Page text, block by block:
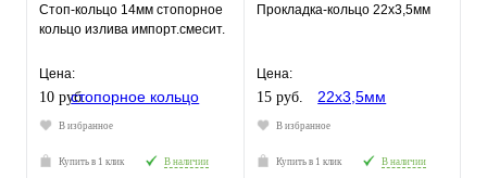
Стоп-кольцо 14мм стопорное
кольцо излива импорт.смесит.
Цена:
10 руб.
В избранное
Купить в 1 клик В наличии
Прокладка-кольцо 22х3,5мм
Цена:
15 руб.
В избранное
Купить в 1 клик В наличии